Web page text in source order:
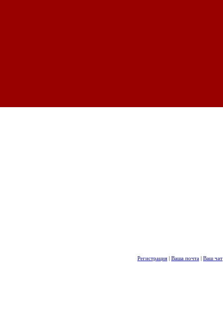
Регистрация | Ваша почта | Ваш чат